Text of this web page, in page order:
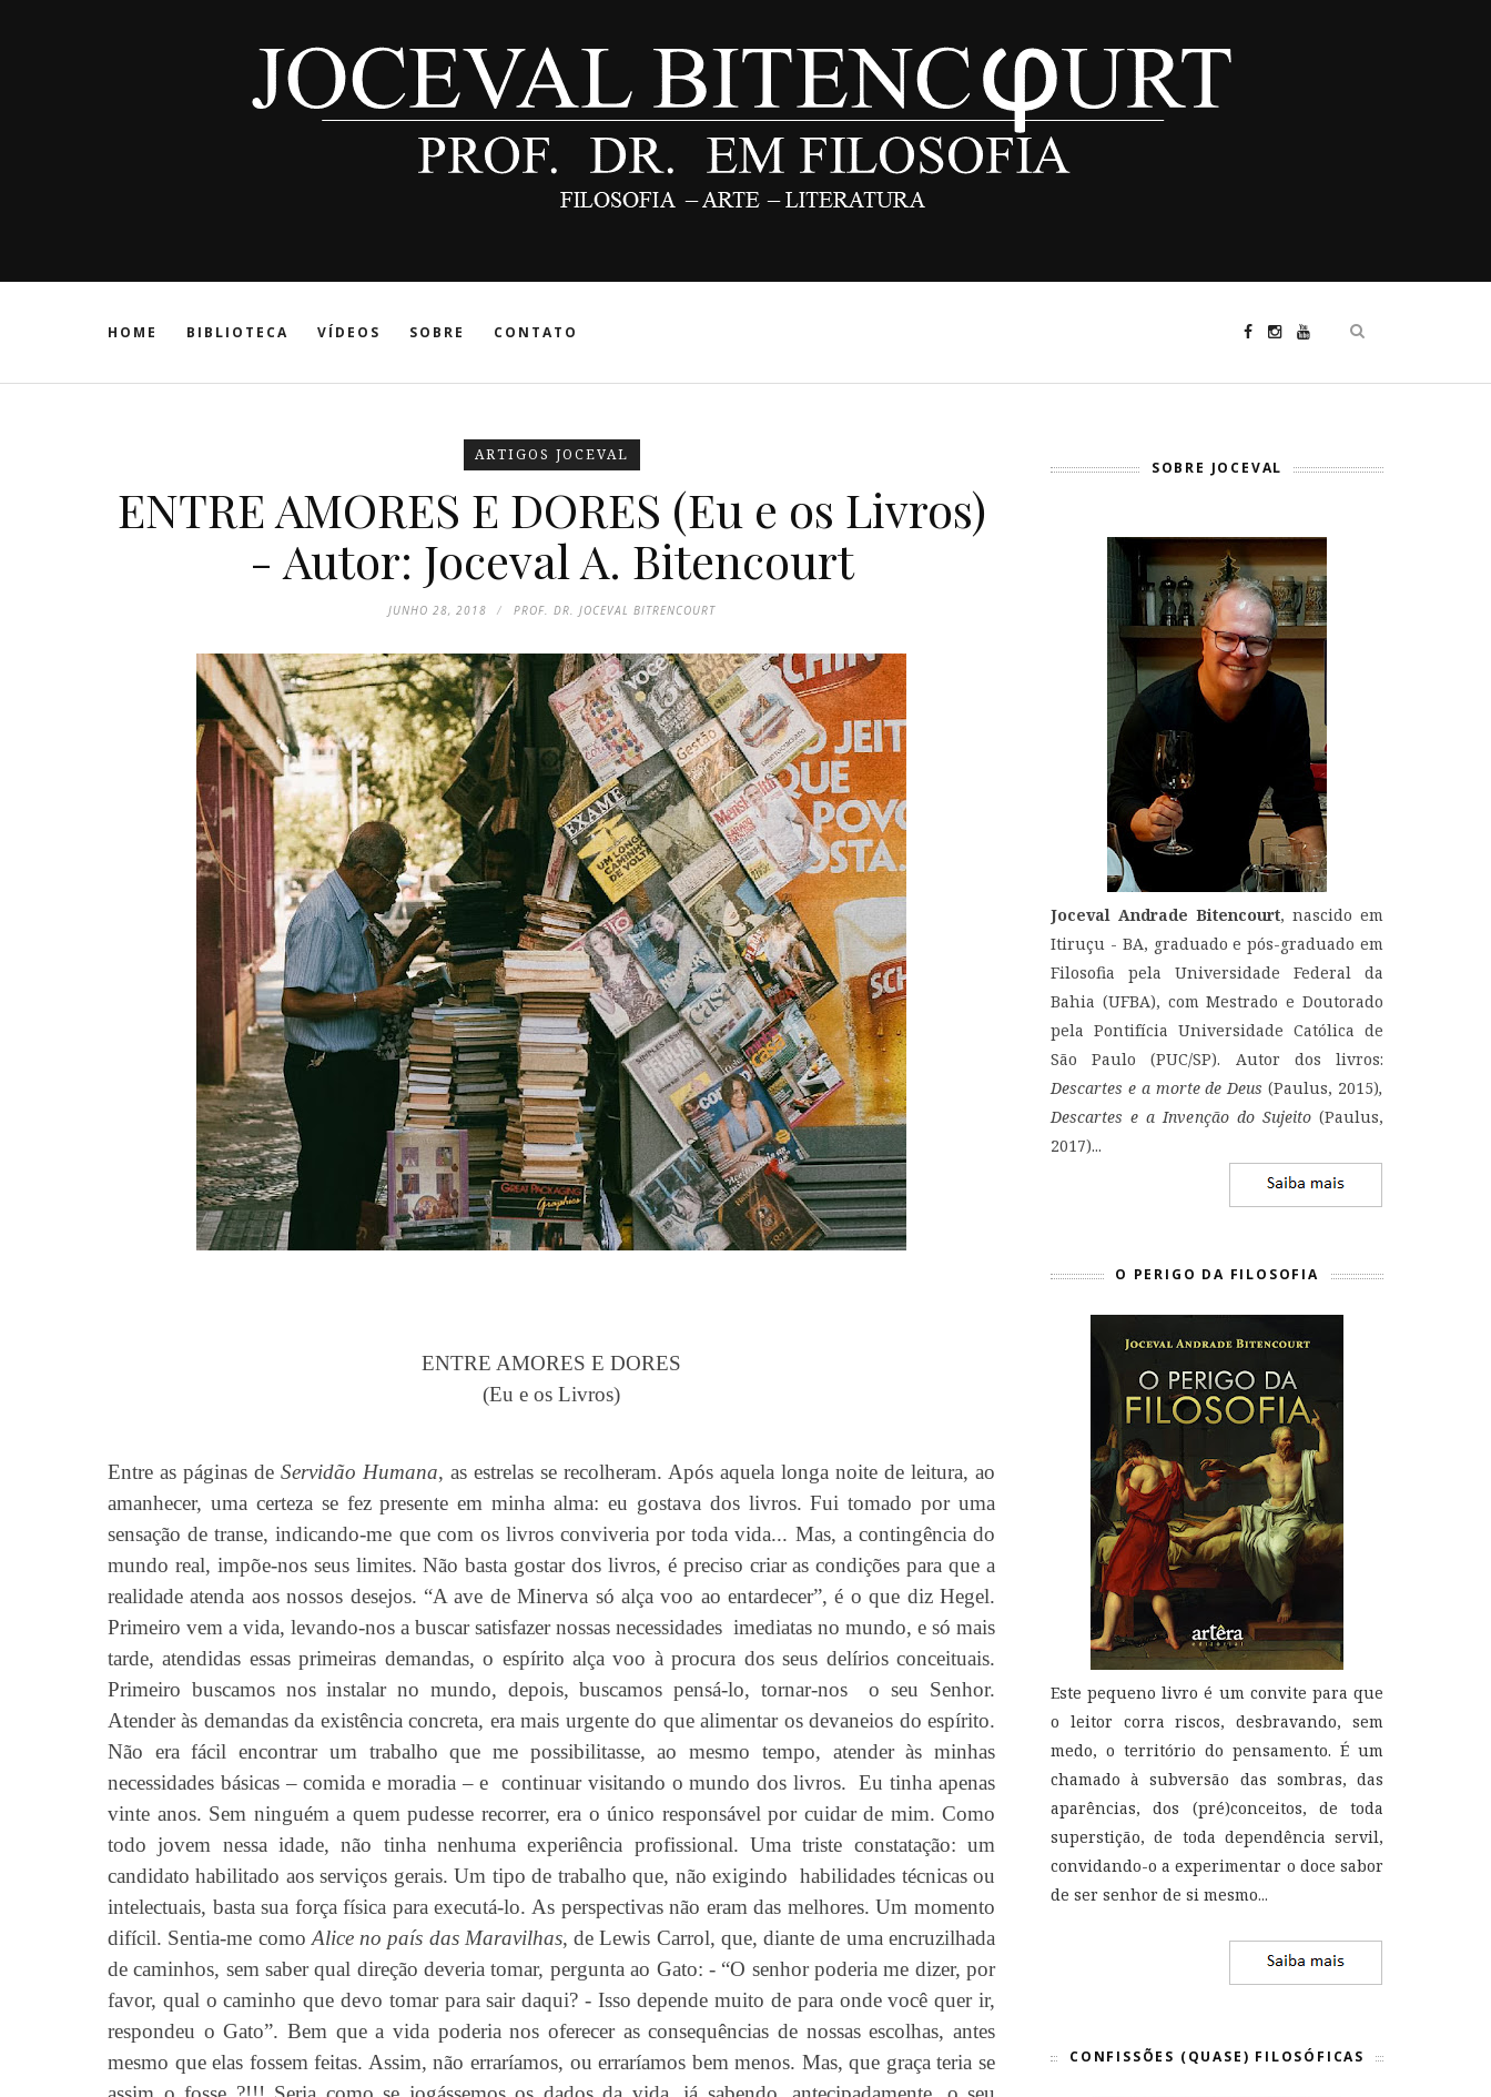
HOME BIBLIOTECA VÍDEOS SOBRE CONTATO
ARTIGOS JOCEVAL
ENTRE AMORES E DORES (Eu e os Livros)
- Autor: Joceval A. Bitencourt
JUNHO 28, 2018 PROF. DR. JOCEVAL BITRENCOURT
ENTRE AMORES E DORES
(Eu e os Livros)
Entre as páginas de Servidão Humana, as estrelas se recolheram. Após aquela longa noite de leitura, ao
amanhecer, uma certeza se fez presente em minha alma: eu gostava dos livros. Fui tomado por uma
sensação de transe, indicando-me que com os livros conviveria por toda vida... Mas, a contingência do
mundo real, impõe-nos seus limites. Não basta gostar dos livros, é preciso criar as condições para que a
realidade atenda aos nossos desejos. “A ave deMinerva só alça voo ao entardecer”, é o que diz Hegel.
Primeiro vem a vida, levando-nos a buscar satisfazer nossas necessidades imediatas no mundo, e só mais
tarde, atendidas essas primeiras demandas, o espírito alça voo à procura dos seus delírios conceituais.
Primeiro buscamos nos instalar no mundo, depois, buscamos pensá-lo, tornar-nos
o seu Senhor.
Atender às demandas da existência concreta, era mais urgente do que alimentar os devaneios do espírito.
Não era fácil encontrar um trabalho que me possibilitasse, ao mesmo tempo, atender às minhas
necessidades básicas – comida e moradia – e continuar visitando o mundo dos livros. Eu tinha apenas
vinte anos. Sem ninguém a quem pudesse recorrer, era o único responsável por cuidar de mim. Como
todo jovem nessa idade, não tinha nenhuma experiência profissional. Uma triste constatação: um
candidato habilitado aos serviços gerais. Um tipo de trabalho que, não exigindo habilidades técnicas ou
intelectuais, basta sua força física para executá-lo. As perspectivas não eram das melhores. Um momento
difícil. Sentia-me como Alice no país das Maravilhas, de Lewis Carrol, que, diante de uma encruzilhada
de caminhos, sem saber qual direção deveria tomar, pergunta ao Gato: - “O senhor poderia me dizer, por
favor, qual o caminho que devo tomar para sair daqui? - Isso depende muito de para onde você quer ir,
respondeu o Gato”. Bem que a vida poderia nos oferecer as consequências de nossas escolhas, antes
mesmo que elas fossem feitas. Assim, não erraríamos, ouerraríamos bem menos. Mas, que graça teria se
SOBRE JOCEVAL
Joceval Andrade Bitencourt, nascido em
Itiruçu - BA, graduado e pós-graduado em
Filosofia pela Universidade Federal da
Bahia (UFBA), com Mestrado e Doutorado
pela Pontifícia Universidade Católica de
São Paulo (PUC/SP). Autor dos livros:
Descartes e a morte de Deus(Paulus, 2015),
Descartes e a Invenção do Sujeito (Paulus,
2017)...
O PERIGO DA FILOSOFIA
Este pequeno livro é um convite para que
o leitor corra riscos, desbravando, sem
medo, o território do pensamento. É um
chamado à subversão das sombras, das
aparências, dos (pré)conceitos, de toda
superstição, de toda dependência servil,
convidando-o a experimentar o doce sabor
de ser senhor de si mesmo...
CONFISSÕES (QUASE) FILOSÓFICAS